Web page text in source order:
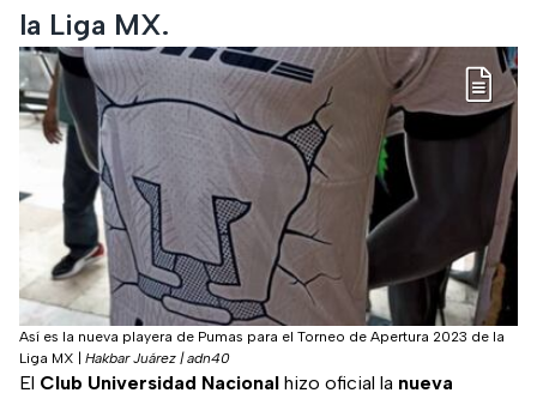
la Liga MX.
Así es la nueva playera de Pumas para el Torneo de Apertura 2023 de la
Liga MX
Hakbar Juárez | adn40
El Club Universidad Nacional hizo oficial la nueva